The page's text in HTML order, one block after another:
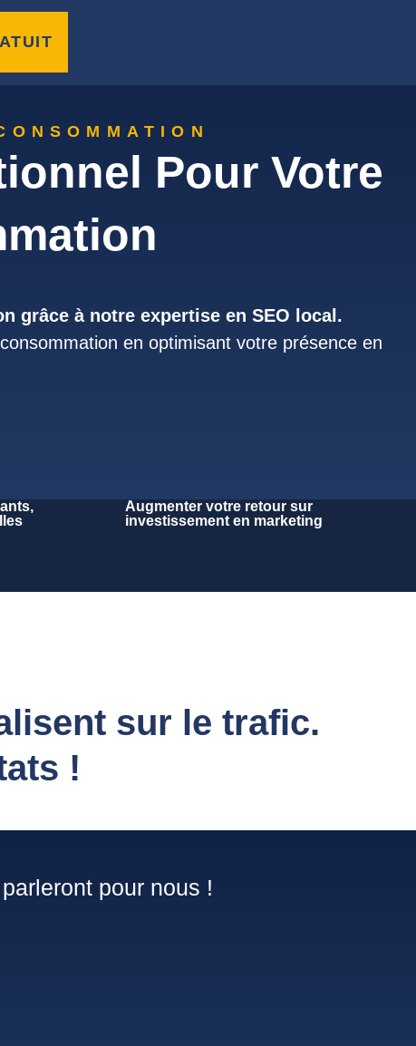
Pour Votre
grâce à notre expertise en SEO local.
en optimisant votre présence en
Augmenter votre retour sur
investissement en marketing
sur le trafic.
!
parleront pour nous !